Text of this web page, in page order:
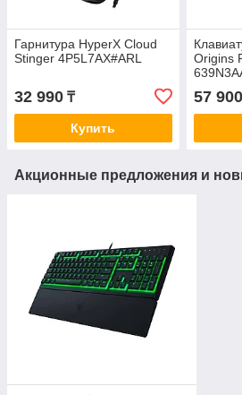
Гарнитура HyperX Cloud
Stinger 4P5L7AX#ARL
32 990 ₸
Купить
Origins
57 900
Акционные предложения и